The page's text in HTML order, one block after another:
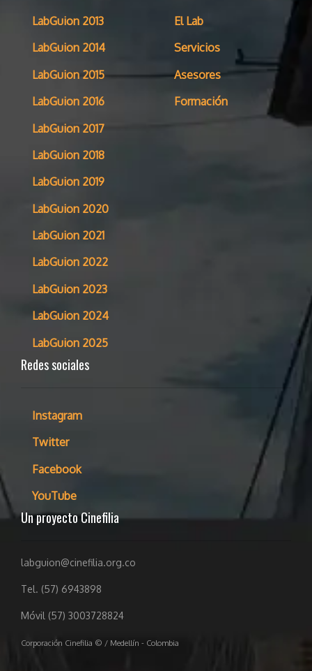
LabGuion 2013
LabGuion 2014
LabGuion 2015
LabGuion 2016
LabGuion 2017
LabGuion 2018
LabGuion 2019
LabGuion 2020
LabGuion 2021
LabGuion 2022
LabGuion 2023
LabGuion 2024
LabGuion 2025
El Lab
Servicios
Asesores
Formación
Redes sociales
Instagram
Twitter
Facebook
YouTube
Un proyecto Cinefilia
labguion@cinefilia.org.co
Tel. (57) 6943898
Móvil (57) 3003728824
Corporación Cinefilia © / Medellín - Colombia